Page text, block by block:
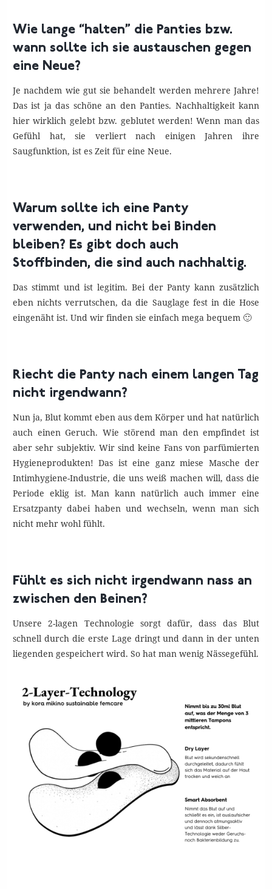
Wie lange “halten” die Panties bzw.
wann sollte ich sie austauschen gegen
eine Neue?
Je nachdem wie gut sie behandelt werden mehrere Jahre!
Das ist ja das schöne an den Panties. Nachhaltigkeit kann
hier wirklich gelebt bzw. geblutet werden! Wenn man das
Gefühl hat, sie verliert nach einigen Jahren ihre
Saugfunktion, ist es Zeit für eine Neue.
Warum sollte ich eine Panty
verwenden, und nicht bei Binden
bleiben? Es gibt doch auch
Stoffbinden, die sind auch nachhaltig.
Das stimmt und ist legitim. Bei der Panty kann zusätzlich
eben nichts verrutschen, da die Sauglage fest in die Hose
eingenäht ist. Und wir finden sie einfach mega bequem 🙂
Riecht die Panty nach einem langen Tag
nicht irgendwann?
Nun ja, Blut kommt eben aus dem Körper und hat natürlich
auch einen Geruch. Wie störend man den empfindet ist
aber sehr subjektiv. Wir sind keine Fans von parfümierten
Hygieneprodukten! Das ist eine ganz miese Masche der
Intimhygiene-Industrie, die uns weiß machen will, dass die
Periode eklig ist. Man kann natürlich auch immer eine
Ersatzpanty dabei haben und wechseln, wenn man sich
nicht mehr wohl fühlt.
Fühlt es sich nicht irgendwann nass an
zwischen den Beinen?
Unsere 2-lagen Technologie sorgt dafür, dass das Blut
schnell durch die erste Lage dringt und dann in der unten
liegenden gespeichert wird. So hat man wenig Nässegefühl.